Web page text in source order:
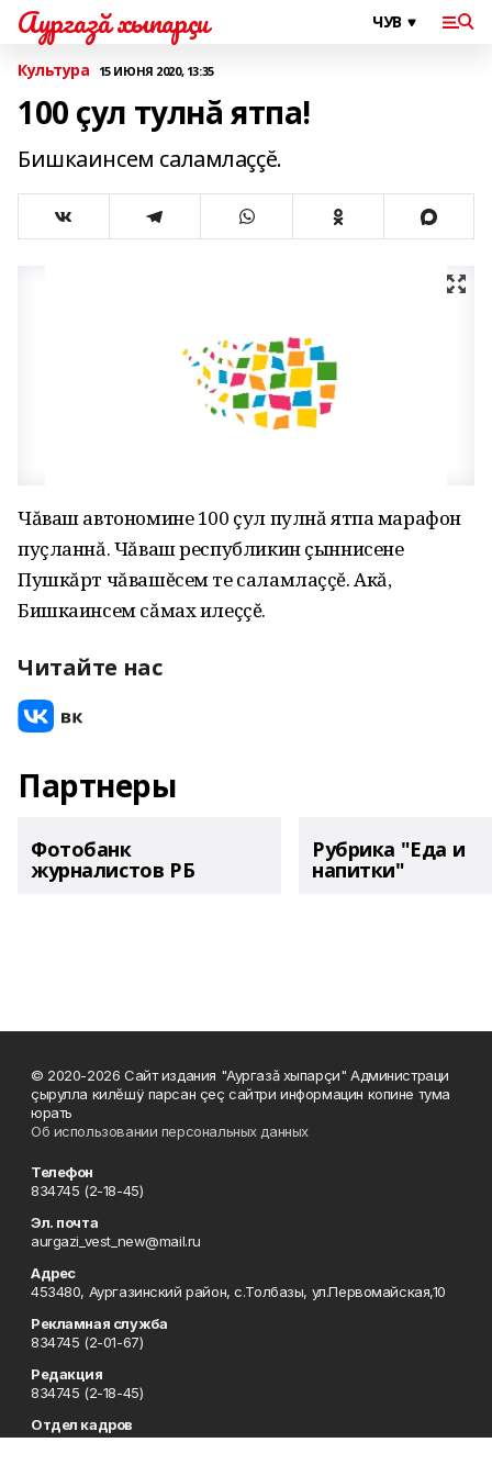
Аургазă хыпарçи
Культура 15 ИЮНЯ 2020, 13:35
100 çул тулнă ятпа!
Бишкаинсем саламлаççĕ.
Чăваш автономине 100 çул пулнă ятпа марафон
пуçланнă. Чăваш республикин çыннисене
Пушкăрт чăвашĕсем те саламлаççĕ. Акă,
Бишкаинсем сăмах илеççĕ.
Читайте нас
Партнеры
Фотобанк
журналистов РБ
Рубрика "Еда и
напитки"
© 2020-2026 Сайт издания "Аургазă хыпарçи" Администраци
çырулла килĕшÿ парсан çеç сайтри информацин копине тума
юрать
Об использовании персональных данных
Телефон
834745 (2-18-45)
Эл. почта
aurgazi_vest_new@mail.ru
Адрес
453480, Аургазинский район, с.Толбазы, ул.Первомайская,10
Рекламная служба
834745 (2-01-67)
Редакция
834745 (2-18-45)
Отдел кадров
834745 (2-18-51)